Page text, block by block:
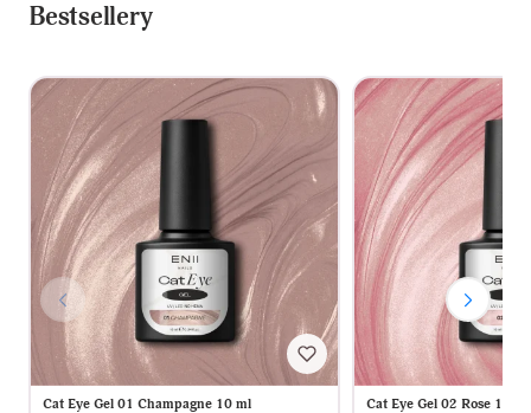
Bestsellery
Cat Eye Gel 01 Champagne 10 ml Cat Eye Gel 02 Rose 10 ml